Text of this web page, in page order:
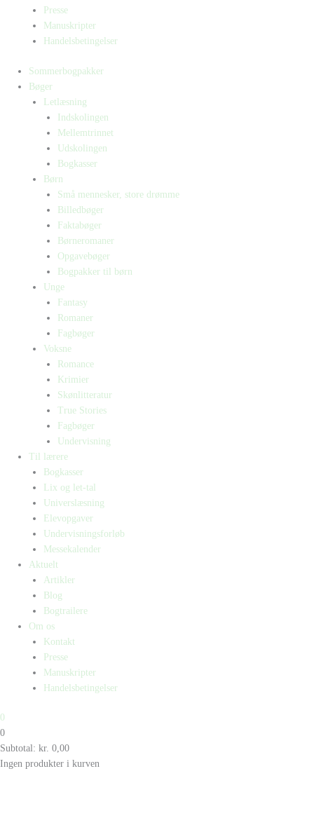
Presse
Manuskripter
Handelsbetingelser
Sommerbogpakker
Bøger
Letlæsning
Indskolingen
Mellemtrinnet
Udskolingen
Bogkasser
Børn
Små mennesker, store drømme
Billedbøger
Faktabøger
Børneromaner
Opgavebøger
Bogpakker til børn
Unge
Fantasy
Romaner
Fagbøger
Voksne
Romance
Krimier
Skønlitteratur
True Stories
Fagbøger
Undervisning
Til lærere
Bogkasser
Lix og let-tal
Universlæsning
Elevopgaver
Undervisningsforløb
Messekalender
Aktuelt
Artikler
Blog
Bogtrailere
Om os
Kontakt
Presse
Manuskripter
Handelsbetingelser
0
0
Subtotal: kr. 0,00
Ingen produkter i kurven